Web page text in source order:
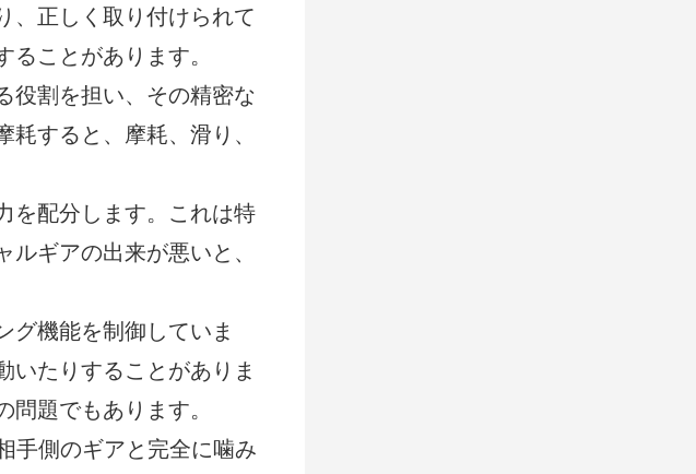
、正しく取り付けられて
ことがあります。
役割を担い、その精密な
すると、摩耗、滑り、
を配分します。これは特
ギアの出来が悪いと、
グ機能を制御していま
いたりすることがありま
題でもあります。
手側のギアと完全に噛み